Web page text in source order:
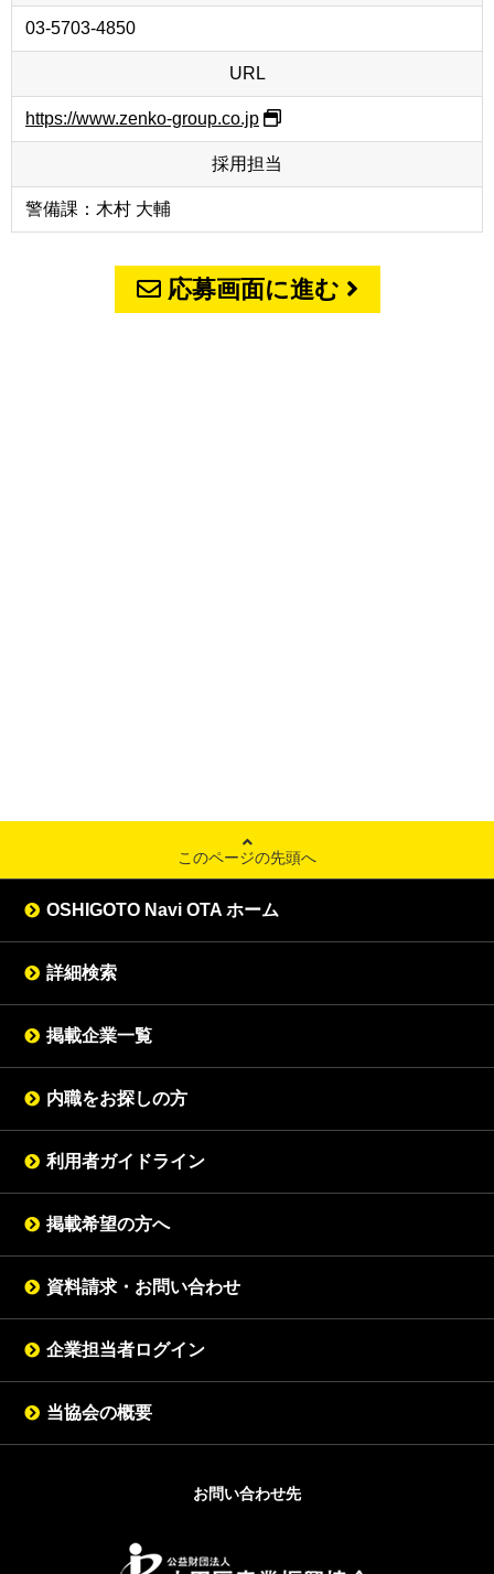
03-5703-4850
URL
https://www.zenko-group.co.jp
採用担当
警備課：木村 大輔
応募画面に進む
このページの先頭へ
OSHIGOTO Navi OTA ホーム
詳細検索
掲載企業一覧
内職をお探しの方
利用者ガイドライン
掲載希望の方へ
資料請求・お問い合わせ
企業担当者ログイン
当協会の概要
お問い合わせ先